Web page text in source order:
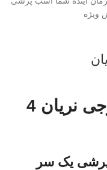
اسب پرشی یک سر خارجی نریان 4
یک سر